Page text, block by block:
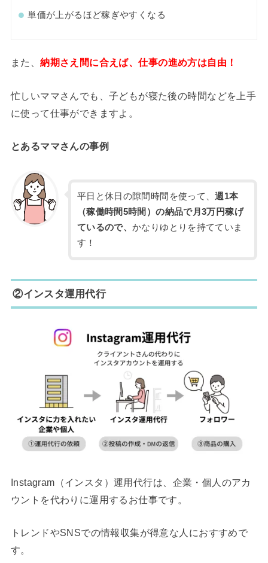
単価が上がるほど稼ぎやすくなる
また、納期さえ間に合えば、仕事の進め方は自由！
忙しいママさんでも、子どもが寝た後の時間などを上手
に使って仕事ができますよ。
とあるママさんの事例
平日と休日の隙間時間を使って、週1本
（稼働時間5時間）の納品で月3万円稼げ
ているので、かなりゆとりを持てていま
す！
②インスタ運用代行
Instagram（インスタ）運用代行は、企業・個人のアカ
ウントを代わりに運用するお仕事です。
トレンドやSNSでの情報収集が得意な人におすすめで
す。